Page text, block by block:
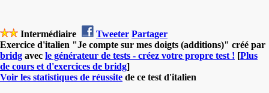
Intermédiaire Tweeter Partager
Exercice d'italien "Je compte sur mes doigts (additions)" créé par
bridg avec le générateur de tests - créez votre propre test ! [Plus
de cours et d'exercices de bridg]
Voir les statistiques de réussite de ce test d'italien